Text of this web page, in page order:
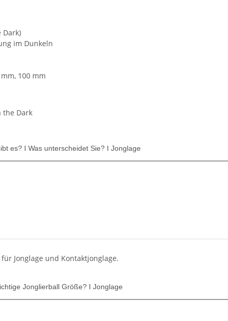
Dark)
im Dunkeln
100 mm
the Dark
es? I Was unterscheidet Sie? I Jonglage
Jonglage und Kontaktjonglage.
Jonglierball Größe? I Jonglage